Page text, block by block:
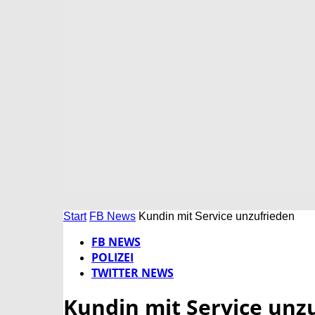
Start FB News Kundin mit Service unzufrieden
FB NEWS
POLIZEI
TWITTER NEWS
Kundin mit Service